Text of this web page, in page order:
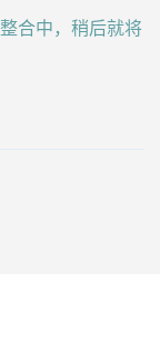
合中，稍后就将